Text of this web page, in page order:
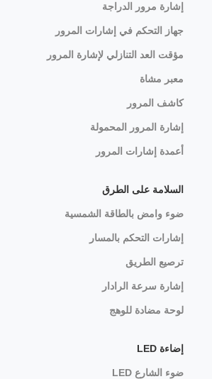
إشارة مرور الدراجة
جهاز التحكم في إشارات المرور
مؤقت العد التنازلي لإشارة المرور
معبر مشاة
كاشف المرور
إشارة المرور المحمولة
أعمدة إشارات المرور
السلامة على الطرق
ضوء وامض بالطاقة الشمسية
إشارات التحكم بالمسار
ترصيع الطريق
إشارة سرعة الرادار
لوحة مضادة للوهج
إضاءة LED
ضوء الشارع LED